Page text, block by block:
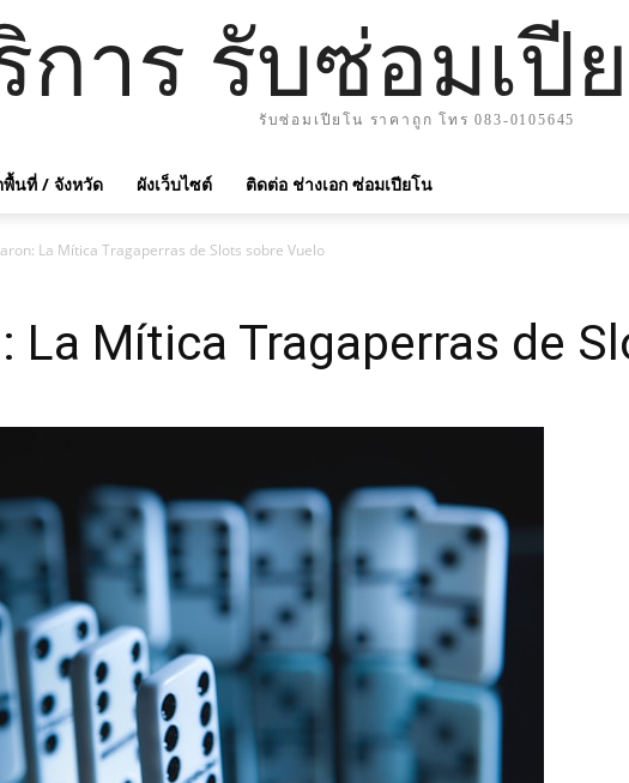
าร รับซ่อมเปี
รับซ่อมเปียโน ราคาถูก โทร 083-0105645
พื้นที่ / จังหวัด ผังเว็บไซต์ ติดต่อ ช่างเอก ซ่อมเปียโน
La Mítica Tragaperras de Slots sobre Vuelo
La Mítica Tragaperras de